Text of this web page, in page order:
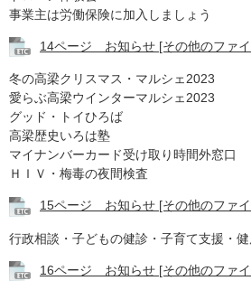
事業主は労働保険に加入しましょう
14ページ お知らせ [その他のファ
冬の高梁クリスマス・マルシェ2023
​愛らぶ高梁ウインターマルシェ2023
グッド・トイひろば
高梁歴史いろは塾
マイナンバーカード受け取り時間外窓口
ＨＩＶ・梅毒の夜間検査
15ページ お知らせ [その他のファ
行政相談・子どもの健診・子育て支援・
16ページ お知らせ [その他のファ